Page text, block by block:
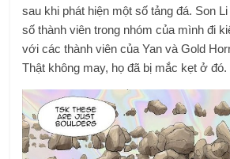
sau khi phát hiện một số tảng đá. Son
số thành viên trong nhóm của mình đi
với các thành viên của Yan và Gold
Thật không may, họ đã bị mắc kẹt ở đó.